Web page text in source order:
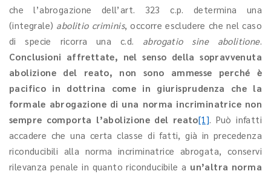
che l’abrogazione dell’art. 323 c.p. determina una
(integrale) abolitio criminis, occorre escludere che nel caso
di specie ricorra una c.d. abrogatio sine abolitione.
Conclusioni affrettate, nel senso della sopravvenuta
abolizione del reato, non sono ammesse perché è
pacifico in dottrina come in giurisprudenza che la
formale abrogazione di una norma incriminatrice non
sempre comporta l’abolizione del reato[1]. Può infatti
accadere che una certa classe di fatti, già in precedenza
riconducibili alla norma incriminatrice abrogata, conservi
rilevanza penale in quanto riconducibile a un’altra norma